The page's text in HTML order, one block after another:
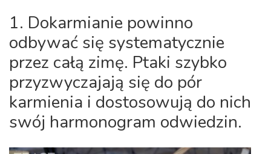
1. Dokarmianie powinno
odbywać się systematycznie
przez całą zimę. Ptaki szybko
przyzwyczajają się do pór
karmienia i dostosowują do nich
swój harmonogram odwiedzin.